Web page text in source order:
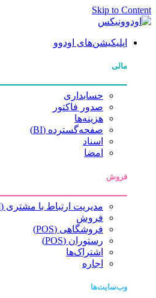
Skip to Content
اپلیکیشن‌های اودوو
مالی
حسابداری
صدور فاکتور
هزینه‌ها
صفحه‌گسترده (BI)
اسناد
امضا
فروش
مدیریت ارتباط با مشتری (CRM)
فروش
فروشگاهی (POS)
رستوران (POS)
اشتراک‌ها
اجاره
وب‌سایت‌ها